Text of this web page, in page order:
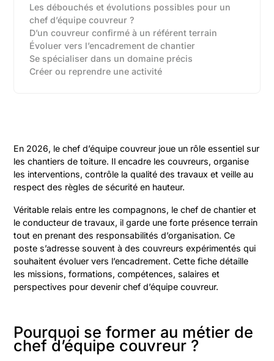
Les débouchés et évolutions possibles pour un
chef d’équipe couvreur ?
D’un couvreur confirmé à un référent terrain‍
Évoluer vers l’encadrement de chantier‍
Se spécialiser dans un domaine précis‍
Créer ou reprendre une activité‍
En 2026, le chef d’équipe couvreur joue un rôle essentiel sur
les chantiers de toiture. Il encadre les couvreurs, organise
les interventions, contrôle la qualité des travaux et veille au
respect des règles de sécurité en hauteur.
Véritable relais entre les compagnons, le chef de chantier et
le conducteur de travaux, il garde une forte présence terrain
tout en prenant des responsabilités d’organisation. Ce
poste s’adresse souvent à des couvreurs expérimentés qui
souhaitent évoluer vers l’encadrement. Cette fiche détaille
les missions, formations, compétences, salaires et
perspectives pour devenir chef d’équipe couvreur.
Pourquoi se former au métier de
chef d’équipe couvreur ?